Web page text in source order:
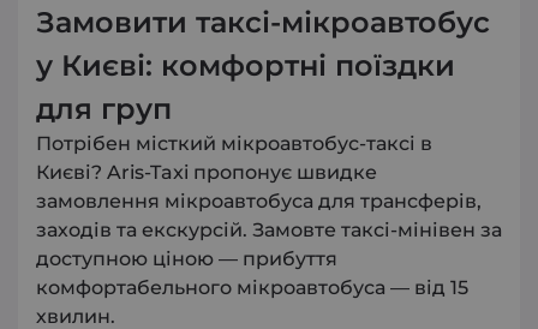
Замовити таксі-мікроавтобус
у Києві: комфортні поїздки
для груп
Потрібен місткий мікроавтобус-таксі в
Києві? Aris-Taxi пропонує швидке
замовлення мікроавтобуса для трансферів,
заходів та екскурсій. Замовте таксі-мінівен за
доступною ціною — прибуття
комфортабельного мікроавтобуса — від 15
хвилин.